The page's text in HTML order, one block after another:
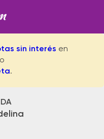
sin interés en
.
IDA